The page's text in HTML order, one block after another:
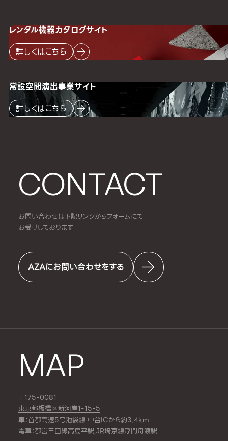
CONTACT
お問い合わせは下記リンクからフォームにて
お受けしております
AZAにお問い合わせをする
MAP
〒175-0081
東京都板橋区新河岸1-15-5
車：首都高速5号池袋線 中台ICから約3.4km
電車：都営三田線高島平駅,JR埼京線浮間舟渡駅
レンタル機器カタログサイト
詳しくはこちら
常設空間演出事業サイト
詳しくはこちら